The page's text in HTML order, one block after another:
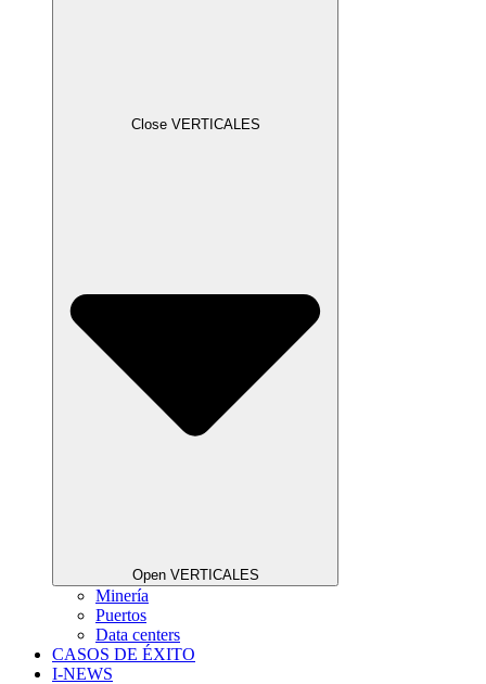
Close VERTICALES
Open VERTICALES
Minería
Puertos
Data centers
CASOS DE ÉXITO
I-NEWS